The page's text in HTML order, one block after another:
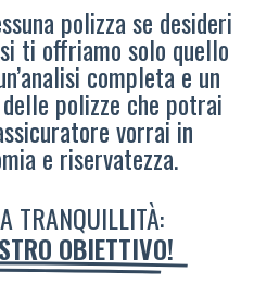
polizza se desideri
ti offriamo solo quello
completa e un
polizze che potrai
vorrai in
e riservatezza.
TRANQUILLITÀ:
OBIETTIVO!